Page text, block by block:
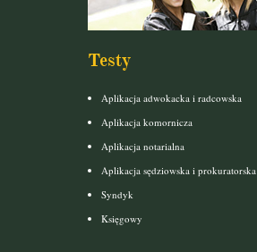
Testy
Aplikacja adwokacka i radcowska
Aplikacja komornicza
Aplikacja notarialna
Aplikacja sędziowska i prokuratorska
Syndyk
Księgowy